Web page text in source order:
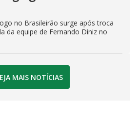
no Brasileirão surge após troca
da equipe de Fernando Diniz no
MAIS NOTÍCIAS